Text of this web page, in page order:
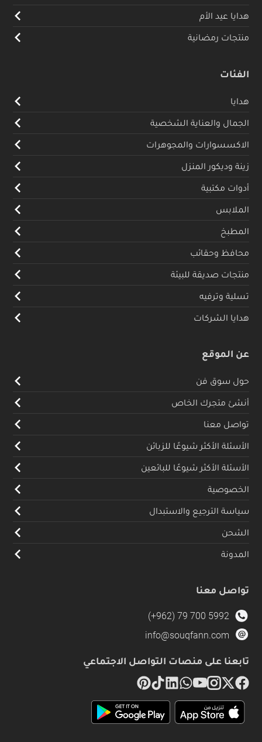
هدايا عيد الأم
منتجات رمضانية
الفئات
هدايا
الجمال والعناية الشخصية
الاكسسوارات والمجوهرات
زينة وديكور المنزل
أدوات مكتبية
الملابس
المطبخ
محافظ وحقائب
منتجات صديقة للبيئة
تسلية وترفيه
هدايا الشركات
عن الموقع
حول سوق فن
أنشئ متجرك الخاص
تواصل معنا
الأسئلة الأكثر شيوعًا للزبائن
الأسئلة الأكثر شيوعًا للبائعين
الخصوصية
سياسة الترجيع والاستبدال
الشحن
المدونة
تواصل معنا
(+962) 79 700 5992
info@souqfann.com
تابعنا على منصات التواصل الاجتماعي